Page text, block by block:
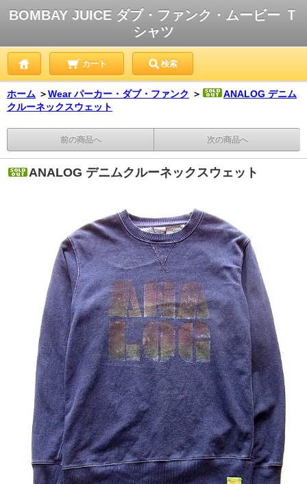
BOMBAY JUICE ダブ・ファンク・ムービー Ｔ
シャツ
カート 検索
ホーム ＞Wear パーカー・ダブ・ファンク ＞
ANALOG デニム
クルーネックスウェット
前の商品へ 次の商品へ
ANALOG デニムクルーネックスウェット